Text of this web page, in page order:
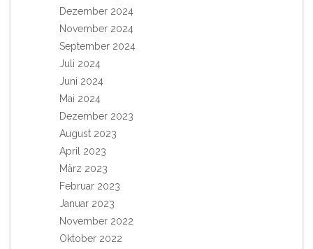
Dezember 2024
November 2024
September 2024
Juli 2024
Juni 2024
Mai 2024
Dezember 2023
August 2023
April 2023
März 2023
Februar 2023
Januar 2023
November 2022
Oktober 2022